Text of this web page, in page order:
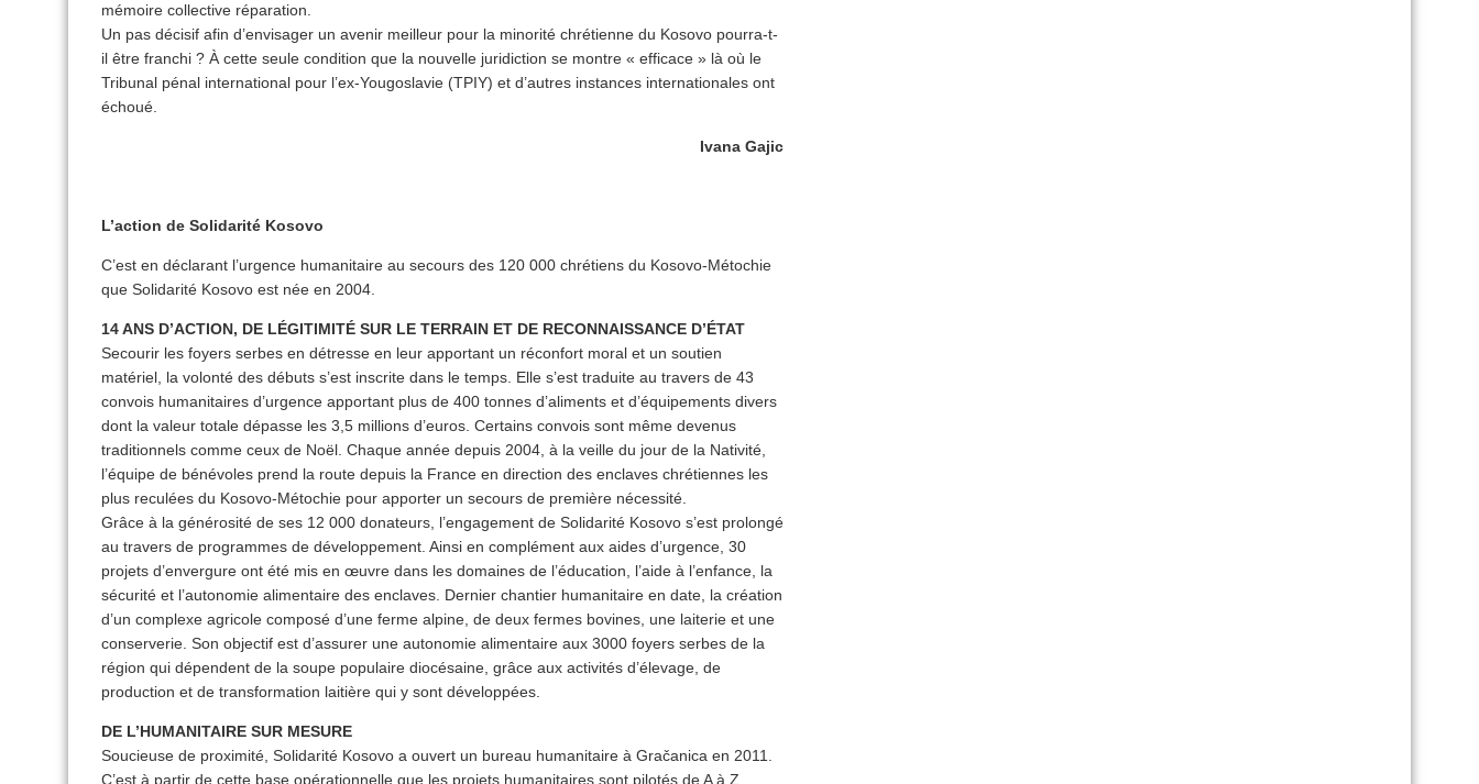
mémoire collective réparation.
Un pas décisif afin d’envisager un avenir meilleur pour la minorité chrétienne du Kosovo pourra-t-
il être franchi ? À cette seule condition que la nouvelle juridiction se montre « efficace » là où le
Tribunal pénal international pour l’ex-Yougoslavie (TPIY) et d’autres instances internationales ont
échoué.
Ivana Gajic
L’action de Solidarité Kosovo
C’est en déclarant l’urgence humanitaire au secours des 120 000 chrétiens du Kosovo-Métochie
que Solidarité Kosovo est née en 2004.
14 ANS D’ACTION, DE LÉGITIMITÉ SUR LE TERRAIN ET DE RECONNAISSANCE D’ÉTAT
Secourir les foyers serbes en détresse en leur apportant un réconfort moral et un soutien
matériel, la volonté des débuts s’est inscrite dans le temps. Elle s’est traduite au travers de 43
convois humanitaires d’urgence apportant plus de 400 tonnes d’aliments et d’équipements divers
dont la valeur totale dépasse les 3,5 millions d’euros. Certains convois sont même devenus
traditionnels comme ceux de Noël. Chaque année depuis 2004, à la veille du jour de la Nativité,
l’équipe de bénévoles prend la route depuis la France en direction des enclaves chrétiennes les
plus reculées du Kosovo-Métochie pour apporter un secours de première nécessité.
Grâce à la générosité de ses 12 000 donateurs, l’engagement de Solidarité Kosovo s’est prolongé
au travers de programmes de développement. Ainsi en complément aux aides d’urgence, 30
projets d’envergure ont été mis en œuvre dans les domaines de l’éducation, l’aide à l’enfance, la
sécurité et l’autonomie alimentaire des enclaves. Dernier chantier humanitaire en date, la création
d’un complexe agricole composé d’une ferme alpine, de deux fermes bovines, une laiterie et une
conserverie. Son objectif est d’assurer une autonomie alimentaire aux 3000 foyers serbes de la
région qui dépendent de la soupe populaire diocésaine, grâce aux activités d’élevage, de
production et de transformation laitière qui y sont développées.
DE L’HUMANITAIRE SUR MESURE
Soucieuse de proximité, Solidarité Kosovo a ouvert un bureau humanitaire à Gračanica en 2011.
C’est à partir de cette base opérationnelle que les projets humanitaires sont pilotés de A à Z.